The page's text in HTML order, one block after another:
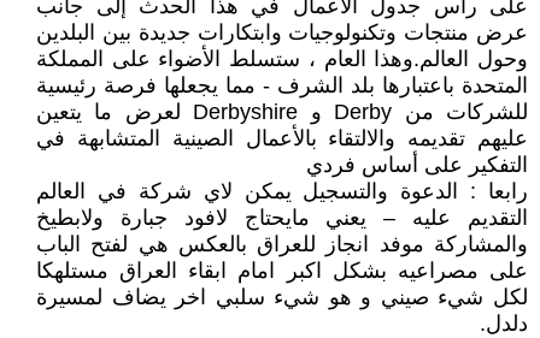
على رأس جدول الأعمال في هذا الحدث إلى جانب
عرض منتجات وتكنولوجيات وابتكارات جديدة بين البلدين
وحول العالم.وهذا العام ، ستسلط الأضواء على المملكة
المتحدة باعتبارها بلد الشرف - مما يجعلها فرصة رئيسية
للشركات من Derby و Derbyshire لعرض ما يتعين
عليهم تقديمه والالتقاء بالأعمال الصينية المتشابهة في
التفكير على أساس فردي
رابعا : الدعوة والتسجيل يمكن لاي شركة في العالم
التقديم عليه – يعني مايحتاج لافود جبارة ولابطيخ
والمشاركة موفد انجاز للعراق بالعكس هي لفتح الباب
على مصراعيه بشكل اكبر امام ابقاء العراق مستلهكا
لكل شيء صيني و هو شيء سلبي اخر يضاف لمسيرة
دلدل.